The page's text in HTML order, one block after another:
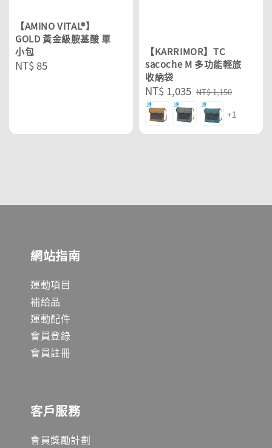
【AMINO VITAL®】
GOLD 黃金級胺基酸 單
小包
Regular
NT$ 85
【KARRIMOR】TC
sacoche M 多功能輕旅
收納袋
Sale
price
NT$ 1,035 Regular
price
NT$ 1,150
+1
網站指南
運動項目
補給品
運動配件
會員登錄
會員註冊
客戶服務
會員獎勵計劃